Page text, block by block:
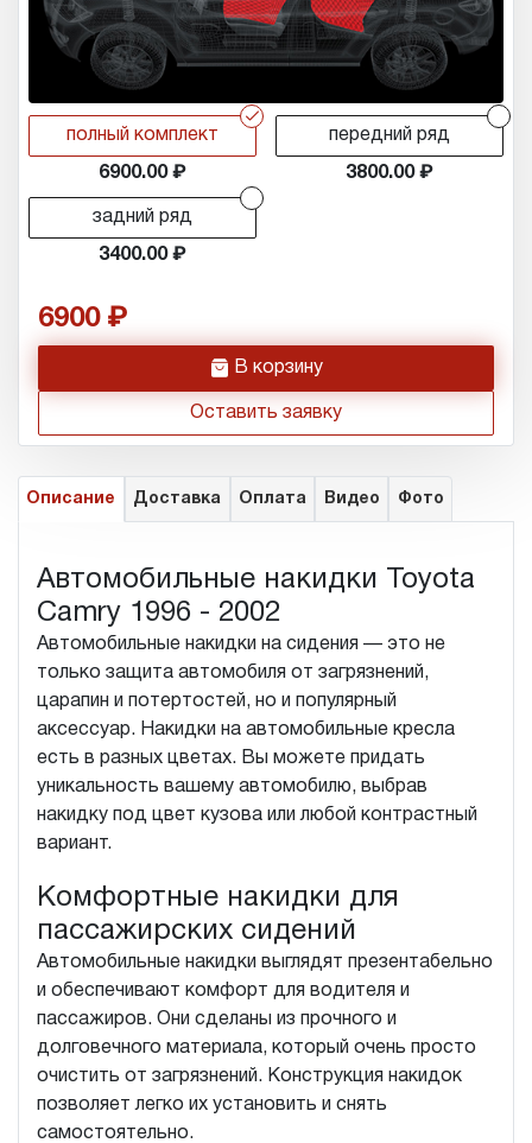
r
полный комплект
6900.00
передний ряд
3800.00
задний ряд
3400.00
6900
h В корзину
Оставить заявку
Описание Доставка Оплата Видео Фото
Автомобильные накидки Toyota
Camry 1996 - 2002
Автомобильные накидки на сидения — это не
только защита автомобиля от загрязнений,
царапин и потертостей, но и популярный
аксессуар. Накидки на автомобильные кресла
есть в разных цветах. Вы можете придать
уникальность вашему автомобилю, выбрав
накидку под цвет кузова или любой контрастный
вариант.
Комфортные накидки для
пассажирских сидений
Автомобильные накидки выглядят презентабельно
и обеспечивают комфорт для водителя и
пассажиров. Они сделаны из прочного и
долговечного материала, который очень просто
очистить от загрязнений. Конструкция накидок
позволяет легко их установить и снять
самостоятельно.